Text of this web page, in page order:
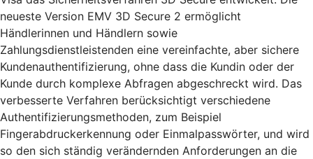
neueste Version EMV 3D Secure 2 ermöglicht
Händlerinnen und Händlern sowie
Zahlungsdienstleistenden eine vereinfachte, aber sichere
Kundenauthentifizierung, ohne dass die Kundin oder der
Kunde durch komplexe Abfragen abgeschreckt wird. Das
verbesserte Verfahren berücksichtigt verschiedene
Authentifizierungsmethoden, zum Beispiel
Fingerabdruckerkennung oder Einmalpasswörter, und wird
so den sich ständig verändernden Anforderungen an die